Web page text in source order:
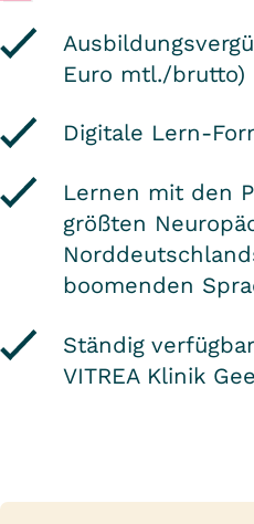
Euro mtl./brutto)
Digitale Lern-
Lernen mit den
größten
boomenden
Ständig
VITREA Klinik